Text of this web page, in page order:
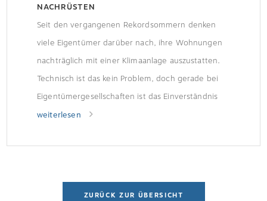
NACHRÜSTEN
Seit den vergangenen Rekordsommern denken
viele Eigentümer darüber nach, ihre Wohnungen
nachträglich mit einer Klimaanlage auszustatten.
Technisch ist das kein Problem, doch gerade bei
Eigentümergesellschaften ist das Einverständnis
der anderen Eigentümer nötig. Um böse
Maßnahmen bei der Versammlung genehmigt
abgebaut werdenDas Amtsgericht Essen
weiterlesen
ZURÜCK ZUR ÜBERSICHT